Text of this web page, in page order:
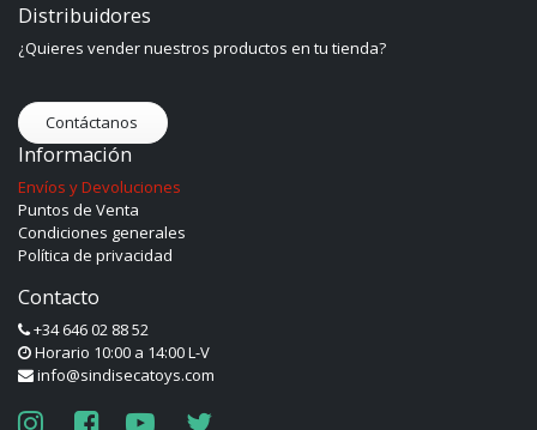
Distribuidores
¿Quieres vender nuestros productos en tu tienda?
Contáctanos
Información
Envíos y Devoluciones
Puntos de Venta
Condiciones generales
Política de privacidad
Contacto
+34 646 02 88 52
Horario 10:00 a 14:00 L-V
info@sindisecatoys.com